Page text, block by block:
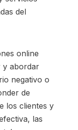
del
online
y abordar
negativo o
de
los clientes y
las